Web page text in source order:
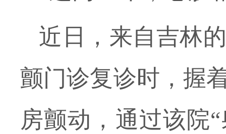
近日，来自吉林
颤门诊复诊时，握
房颤动，通过该院“